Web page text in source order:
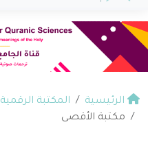
الرئيسية المكتبة الرقمية
مكتبة الأقصى